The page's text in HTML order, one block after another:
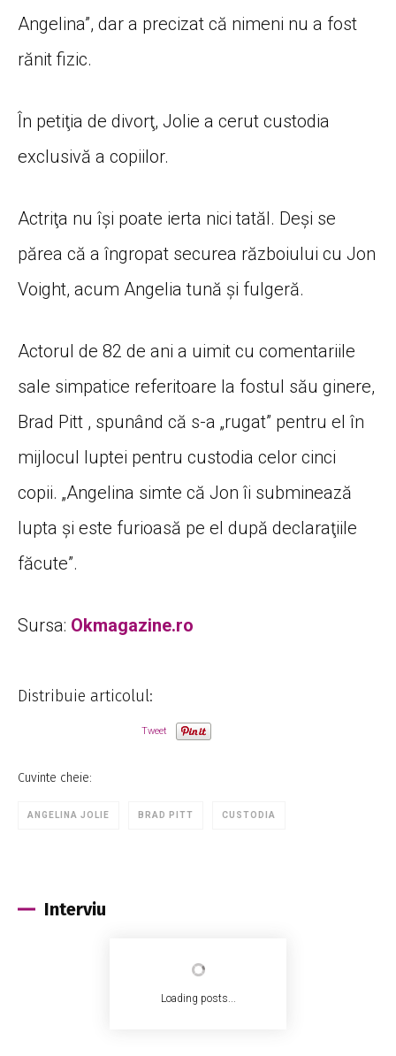
Loading posts...
Angelina”, dar a precizat că nimeni nu a fost
rănit fizic.
În petiţia de divorţ, Jolie a cerut custodia
exclusivă a copiilor.
Actriţa nu îşi poate ierta nici tatăl. Deşi se
părea că a îngropat securea războiului cu Jon
Voight, acum Angelia tună şi fulgeră.
Actorul de 82 de ani a uimit cu comentariile
sale simpatice referitoare la fostul său ginere,
Brad Pitt , spunând că s-a „rugat” pentru el în
mijlocul luptei pentru custodia celor cinci
copii. „Angelina simte că Jon îi subminează
lupta şi este furioasă pe el după declaraţiile
făcute”.
Sursa: Okmagazine.ro
Distribuie articolul:
Tweet
Cuvinte cheie:
ANGELINA JOLIE BRAD PITT CUSTODIA
Interviu